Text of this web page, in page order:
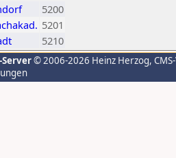
5200
5201
5210
© 2006-2026 Heinz Herzog,